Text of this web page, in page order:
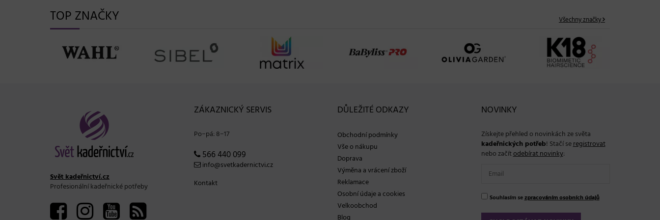
TOP ZNAČKY Všechny značky
Svět kadeřnictví.cz
Profesionální kadeřnické potřeby
ZÁKAZNICKÝ SERVIS
Po−pá: 8−17
566 440 099
info@svetkadernictvi.cz
Kontakt
DŮLEŽITÉ ODKAZY
Obchodní podmínky
Vše o nákupu
Doprava
Výměna a vrácení zboží
Reklamace
Osobní údaje a cookies
Velkoobchod
NOVINKY
Získejte přehled o novinkách ze světa
kadeřnických potřeb! Stačí seregistrovat
nebo začítodebírat novinky:
Souhlasím sezpracováním osobních údajů